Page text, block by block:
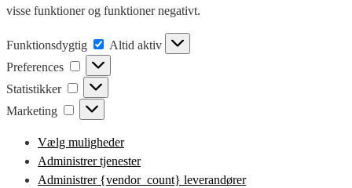
visse funktioner og funktioner negativt.
Funktionsdygtig
Altid aktiv
Preferences
Statistikker
Marketing
Vælg muligheder
Administrer tjenester
Administrer {vendor_count} leverandører